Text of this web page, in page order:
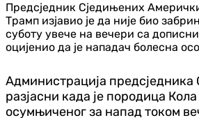
Предсједник Сједињених
Трамп изјавио је да није био
суботу увече на вечери са
оцијенио да је нападач болесна
Администрација
разјасни када је породица
осумњиченог за напад током